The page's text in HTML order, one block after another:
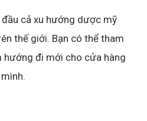
cả xu hướng dược mỹ
thế giới. Bạn có thể tham
hướng đi mới cho cửa hàng